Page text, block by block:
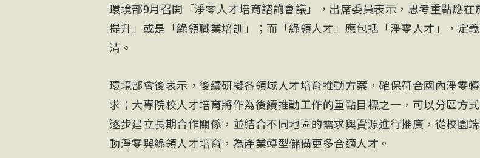
環境部9月召開「淨零人才培育諮詢會議」，出席委員表示，思考重點應在
提升」或是「綠領職業培訓」；而「綠領人才」應包括「淨零人才」，定
清。
環境部會後表示，後續研擬各領域人才培育推動方案，確保符合國內淨零
求；大專院校人才培育將作為後續推動工作的重點目標之一，可以分區方式
逐步建立長期合作關係，並結合不同地區的需求與資源進行推廣，從校園
動淨零與綠領人才培育，為產業轉型儲備更多合適人才。